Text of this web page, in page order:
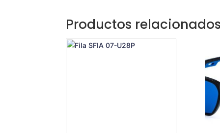
Productos relacionados